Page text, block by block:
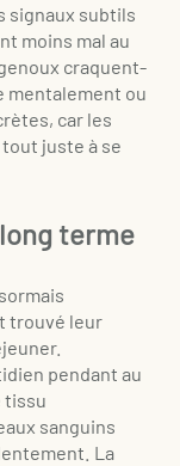
signaux subtils
moins mal au
craquent-
mentalement ou
car les
juste à se
terme
trouvé leur
pendant au
tissu
sanguins
La